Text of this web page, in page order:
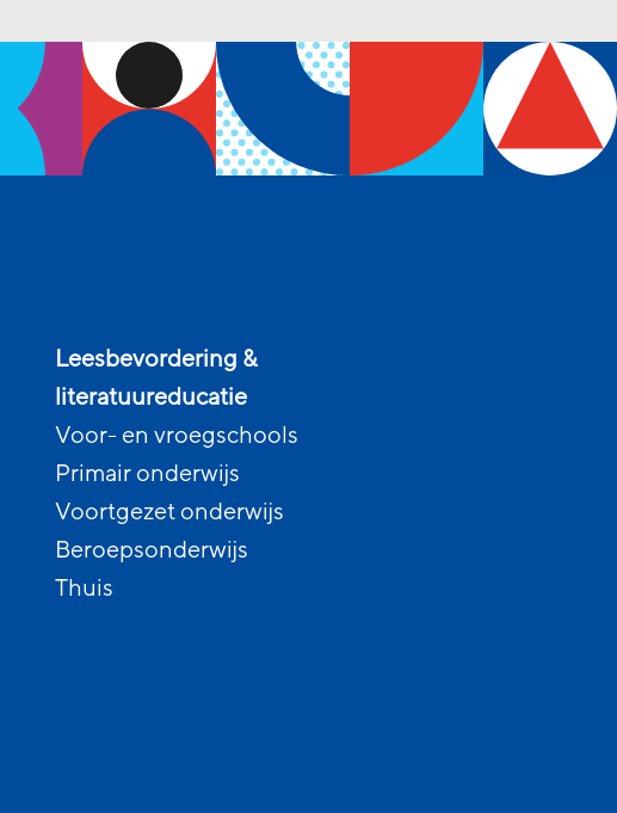
Leesbevordering &
literatuureducatie
Voor- en vroegschools
Primair onderwijs
Voortgezet onderwijs
Beroepsonderwijs
Thuis